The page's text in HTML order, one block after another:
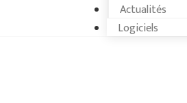
Actualités
Logiciels